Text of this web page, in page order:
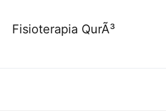
Fisioterapia QurÃ³